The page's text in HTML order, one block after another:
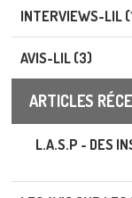
INTERVIEWS-LIL
AVIS-LIL (3)
ARTICLES
L.A.S.P - DES